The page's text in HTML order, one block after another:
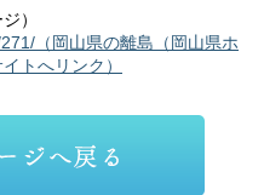
）
（岡山県の離島（岡山県ホ
トへリンク）